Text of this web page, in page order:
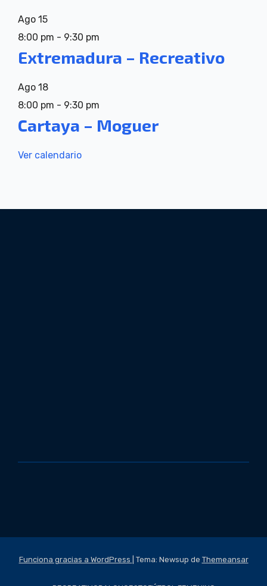
Ago 15
8:00 pm - 9:30 pm
Extremadura – Recreativo
Ago 18
8:00 pm - 9:30 pm
Cartaya – Moguer
Ver calendario
Funciona gracias a WordPress Tema: Newsup de Themeansar